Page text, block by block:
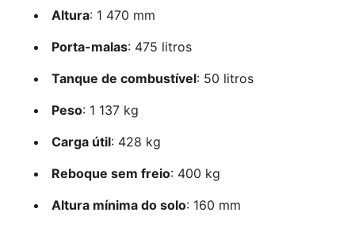
Altura: 1 470 mm
Porta-malas: 475 litros
Tanque de combustível: 50 litros
Peso: 1 137 kg
Carga útil: 428 kg
Reboque sem freio: 400 kg
Altura mínima do solo: 160 mm